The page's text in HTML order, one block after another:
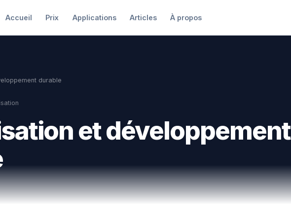
Accueil Prix Applications Articles À propos
durable
et développement